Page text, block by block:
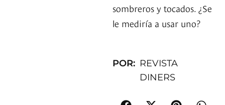
sombreros y tocados. ¿Se
le mediría a usar uno?
POR: REVISTA
DINERS